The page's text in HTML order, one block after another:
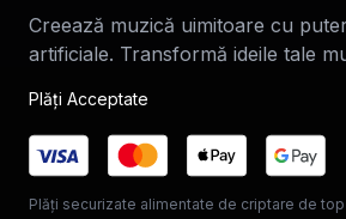
Creează muzică uimitoare cu
artificiale. Transformă ideile tale
Plăți Acceptate
Plăți securizate alimentate de criptare de